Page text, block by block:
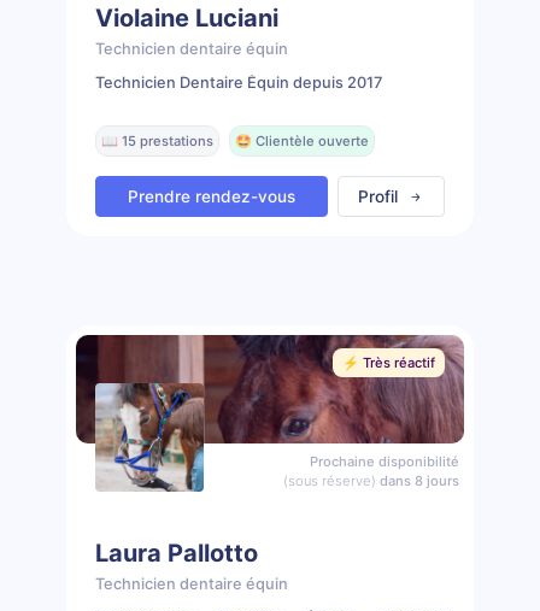
Violaine Luciani
Technicien dentaire équin
Technicien Dentaire Équin depuis 2017
📖 15 prestations 🤩 Clientèle ouverte
Prendre rendez-vous Profil
⚡️ Très réactif
Prochaine disponibilité
(sous réserve) dans 8 jours
Laura Pallotto
Technicien dentaire équin